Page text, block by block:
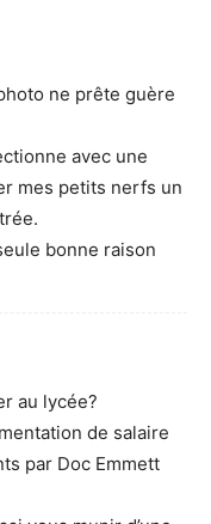
ne prête guère
avec une
mes petits nerfs un
bonne raison
au lycée?
de salaire
par Doc Emmett